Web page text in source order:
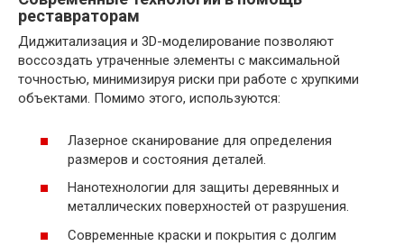
реставраторам
Диджитализация и 3D-моделирование позволяют
воссоздать утраченные элементы с максимальной
точностью, минимизируя риски при работе с хрупкими
объектами. Помимо этого, используются:
Лазерное сканирование для определения
размеров и состояния деталей.
Нанотехнологии для защиты деревянных и
металлических поверхностей от разрушения.
Современные краски и покрытия с долгим